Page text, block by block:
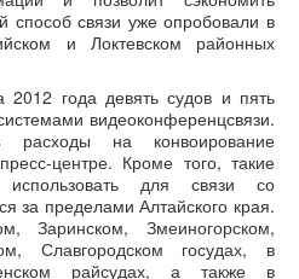
способ связи уже опробовали в
и Локтевском районных
2012 года девять судов и пять
видеоконференцсвязи.
расходы на конвоирование
центре. Кроме того, такие
для связи со
за пределами Алтайского края.
Заринском, Змеиногорском,
Славгородском госудах, в
райсудах, а также в